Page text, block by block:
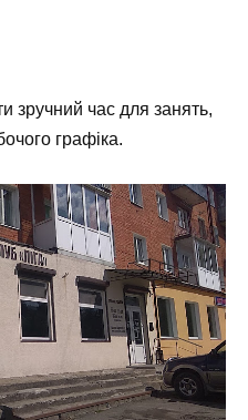
зручний час для занять,
графіка.